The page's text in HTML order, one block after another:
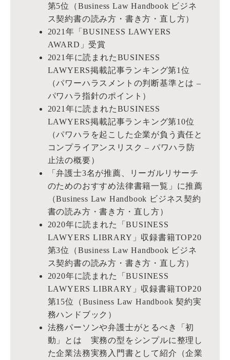
第5位（Business Law Handbook ビジネ
ス契約書の読み方・書き方・直し方）
2021年「BUSINESS LAWYERS
AWARD」受賞
2021年に読まれたBUSINESS
LAWYERS掲載記事ランキング第1位
（パワーハラスメントの判断基準とは –
パワハラ指針のポイント）
2021年に読まれたBUSINESS
LAWYERS掲載記事ランキング第10位
（パワハラを起こした企業が負う責任と
コンプライアンスリスク – パワハラ防
止法の概要）
「弁護士3名が推薦、リーガルリサーチ
のためのおすすめ法律書籍一覧」に推薦
（Business Law Handbook ビジネス契約
書の読み方・書き方・直し方）
2020年に読まれた「BUSINESS
LAWYERS LIBRARY」収録書籍TOP20
第3位（Business Law Handbook ビジネ
ス契約書の読み方・書き方・直し方）
2020年に読まれた「BUSINESS
LAWYERS LIBRARY」収録書籍TOP20
第15位（Business Law Handbook 契約実
務ハンドブック）
法務パーソンや弁護士がとるべき「初
動」とは 実務の型をシンプルに整理し
た企業法務実務入門書として紹介（企業